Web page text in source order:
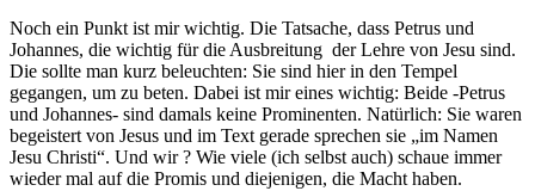
Noch ein Punkt ist mir wichtig. Die Tatsache, dass Petrus und
Johannes, die wichtig für die Ausbreitung der Lehre von Jesu sind.
Die sollte man kurz beleuchten: Sie sind hier in den Tempel
gegangen, um zu beten. Dabei ist mir eines wichtig: Beide -Petrus
und Johannes- sind damals keine Prominenten. Natürlich: Sie waren
begeistert von Jesus und im Text gerade sprechen sie „im Namen
Jesu Christi“. Und wir ? Wie viele (ich selbst auch) schaue immer
wieder mal auf die Promis und diejenigen, die Macht haben.